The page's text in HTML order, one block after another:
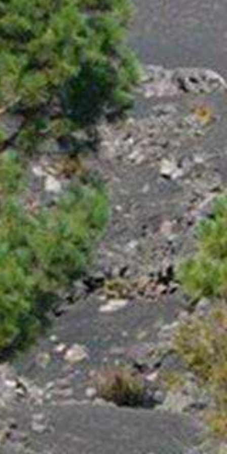
suelto así que, aunque sería cuestión
de pedalear en llano, lo cierto es que
se convierte en una tarea dura, en
parte porque vas enterrado en el
terreno y porque el sobreesfuerzo
requerirá una oxig...